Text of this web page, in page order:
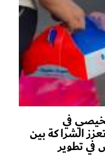
في
الشراكة بين
في تطوير